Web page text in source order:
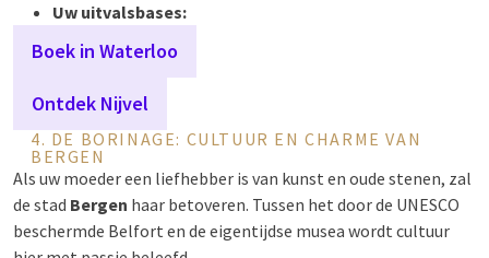
Uw uitvalsbases:
Boek in Waterloo
Ontdek Nijvel
4. DE BORINAGE: CULTUUR EN CHARME VAN
BERGEN
Als uw moeder een liefhebber is van kunst en oude stenen, zal
de stad Bergen haar betoveren. Tussen het door de UNESCO
beschermde Belfort en de eigentijdse musea wordt cultuur